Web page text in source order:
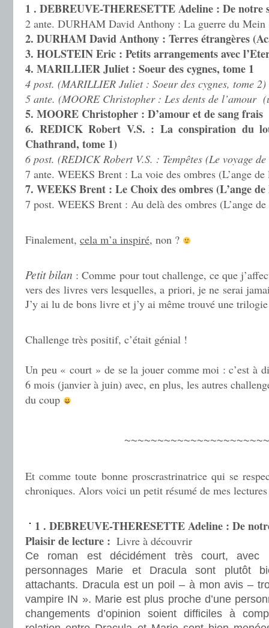
1 . DEBREUVE-THERESETTE Adeline : De notre
2 ante. DURHAM David Anthony : La guerre du Mein
2. DURHAM David Anthony : Terres étrangères
3. HOLSTEIN Eric : Petits arrangements avec
4. MARILLIER Juliet : Soeur des cygnes, tome 1
4 post. (MARILLIER Juliet : Soeur des cygnes, tome 2)
5 ante. (MOORE Christopher : Les dents de l’amour
5. MOORE Christopher : D’amour et de sang frais
6. REDICK Robert V.S. : La conspiration du
Chathrand, tome 1)
6 post. (REDICK Robert V.S. : Tempêtes (Le voyage
7 ante. WEEKS Brent : La voie des ombres (L’ange
7. WEEKS Brent : Le Choix des ombres (L’ange
7 post. WEEKS Brent : Au delà des ombres (L’ange
Finalement, cela m’a inspiré, non ?
Petit bilan : Comme pour tout challenge, ce que
vers des livres vers lesquelles, a priori, je ne serai
J’y ai lu de bons livre et j’y ai même trouvé une
Challenge très positif, c’était génial !
Un peu « court » de se la jouer comme moi : c’est à
6 mois (janvier à juin) avec, en plus, les autres
du coup
Et comme toute bonne proscrastrinatrice qui se
chroniques. Alors voici un petit résumé de mes
1 . DEBREUVE-THERESETTE Adeline : De
Plaisir de lecture : Livre à découvrir
Ce roman est décidément très court, avec
personnages Marie et Dracula sont plutôt
attachants. Dracula est un poil – à mon avis –
vampire IN ». Marie est plus proche d’une
changements d’opinion soient difficiles à